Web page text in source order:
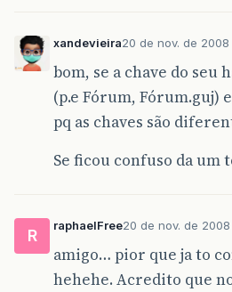
xandevieira20 de nov. de 2008
bom, se a chave do seu
(p.e Fórum, Fórum.guj)
pq as chaves são
Se ficou confuso da um
R
raphaelFree20 de nov. de 2008
amigo… pior que ja to
hehehe. Acredito que